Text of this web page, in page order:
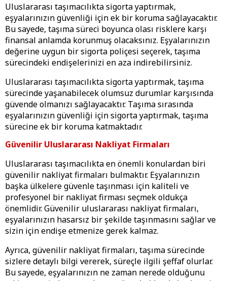
Uluslararası taşımacılıkta sigorta yaptırmak,
eşyalarınızın güvenliği için ek bir koruma sağlayacaktır.
Bu sayede, taşıma süreci boyunca olası risklere karşı
finansal anlamda korunmuş olacaksınız. Eşyalarınızın
değerine uygun bir sigorta poliçesi seçerek, taşıma
sürecindeki endişelerinizi en aza indirebilirsiniz.
Uluslararası taşımacılıkta sigorta yaptırmak, taşıma
sürecinde yaşanabilecek olumsuz durumlar karşısında
güvende olmanızı sağlayacaktır. Taşıma sırasında
eşyalarınızın güvenliği için sigorta yaptırmak, taşıma
sürecine ek bir koruma katmaktadır.
Güvenilir Uluslararası Nakliyat Firmaları
Uluslararası taşımacılıkta en önemli konulardan biri
güvenilir nakliyat firmaları bulmaktır. Eşyalarınızın
başka ülkelere güvenle taşınması için kaliteli ve
profesyonel bir nakliyat firması seçmek oldukça
önemlidir. Güvenilir uluslararası nakliyat firmaları,
eşyalarınızın hasarsız bir şekilde taşınmasını sağlar ve
sizin için endişe etmenize gerek kalmaz.
Ayrıca, güvenilir nakliyat firmaları, taşıma sürecinde
sizlere detaylı bilgi vererek, süreçle ilgili şeffaf olurlar.
Bu sayede, eşyalarınızın ne zaman nerede olduğunu